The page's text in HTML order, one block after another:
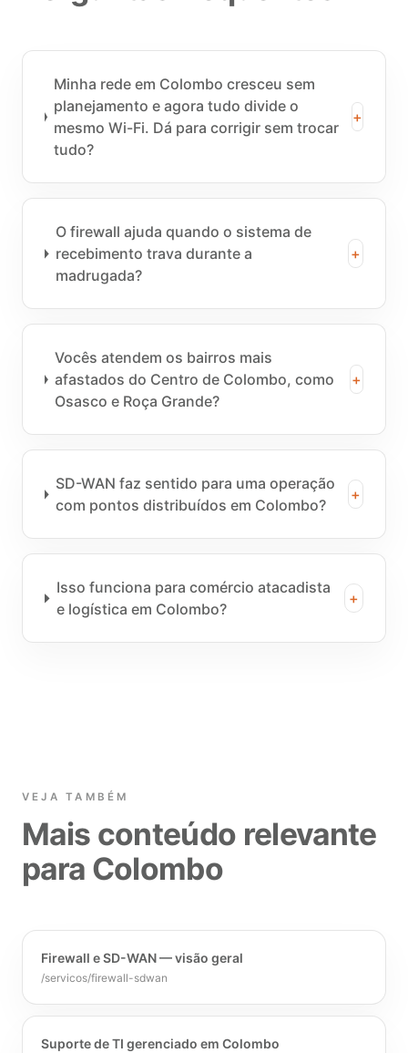
Minha rede em Colombo cresceu sem
planejamento e agora tudo divide o
mesmo Wi-Fi. Dá para corrigir sem trocar
tudo?
+
O firewall ajuda quando o sistema de
recebimento trava durante a
madrugada?
+
Vocês atendem os bairros mais
afastados do Centro de Colombo, como
Osasco e Roça Grande?
+
SD-WAN faz sentido para uma operação
com pontos distribuídos em Colombo?
+
Isso funciona para comércio atacadista
e logística em Colombo?
+
VEJA TAMBÉM
Mais conteúdo relevante
para Colombo
Firewall e SD-WAN — visão geral
/servicos/firewall-sdwan
Suporte de TI gerenciado em Colombo